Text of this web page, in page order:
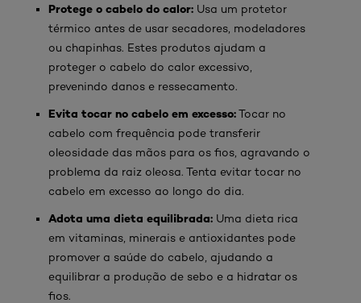
Protege o cabelo do calor: Usa um protetor
térmico antes de usar secadores, modeladores
ou chapinhas. Estes produtos ajudam a
proteger o cabelo do calor excessivo,
prevenindo danos e ressecamento.
Evita tocar no cabelo em excesso:Tocar no
cabelo com frequência pode transferir
oleosidade das mãos para os fios, agravando o
problema da raiz oleosa. Tenta evitar tocar no
cabelo em excesso ao longo do dia.
Adota uma dieta equilibrada: Uma dieta rica
em vitaminas, minerais e antioxidantes pode
promover a saúde do cabelo, ajudando a
equilibrar a produção de sebo e a hidratar os
fios.